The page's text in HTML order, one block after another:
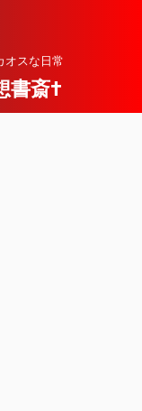
オスな日常
書斎†